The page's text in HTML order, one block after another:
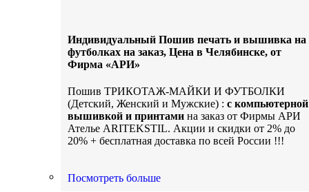
Индивидуальный Пошив печать и вышивка на
футболках на заказ, Цена в Челябинске, от
Фирма «АРИ»
Пошив ТРИКОТАЖ-МАЙКИ И ФУТБОЛКИ
(Детский, Женский и Мужские) : с компьютерной
вышивкой и принтами на заказ от Фирмы АРИ
Ателье ARITEKSTIL. Акции и скидки от 2% до
20% + бесплатная доставка по всей России !!!
Посмотреть больше
Услуги Ателье АРИ